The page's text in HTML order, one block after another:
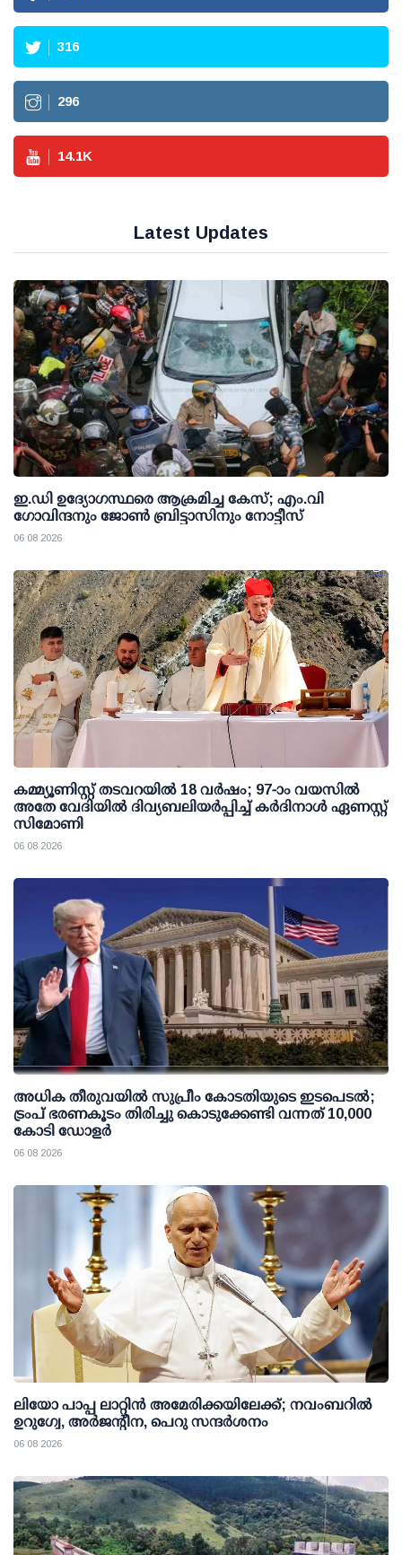
316
296
14.1K
Latest Updates
ഇ.ഡി ഉദ്യോഗസ്ഥരെ ആക്രമിച്ച കേസ്; എം.വി
ഗോവിന്ദനും ജോണ്‍ ബ്രിട്ടാസിനും നോട്ടീസ്
06 08 2026
കമ്മ്യൂണിസ്റ്റ് തടവറയില്‍ 18 വര്‍ഷം; 97-ാം വയസില്‍
അതേ വേദിയില്‍ ദിവ്യബലിയര്‍പ്പിച്ച് കര്‍ദിനാള്‍ ഏണസ്റ്റ്
സിമോണി
06 08 2026
അധിക തീരുവയില്‍ സുപ്രീം കോടതിയുടെ ഇടപെടല്‍;
ട്രംപ് ഭരണകൂടം തിരിച്ചു കൊടുക്കേണ്ടി വന്നത് 10,000
കോടി ഡോളര്‍
06 08 2026
ലിയോ പാപ്പ ലാറ്റിൻ അമേരിക്കയിലേക്ക്; നവംബറിൽ
ഉറുഗ്വേ, അർജന്റീന, പെറു സന്ദർശനം
06 08 2026